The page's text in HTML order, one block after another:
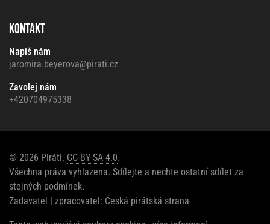
KONTAKT
Napiš nám
jaromira.beyerova@pirati.cz
Zavolej nám
+420704975338
© 2026 Piráti. CC-BY-SA 4.0.
Všechna práva vyhlazena. Sdílejte a nechte ostatní sdílet za
stejných podmínek.
Zadavatel | zpracovatel: Česká pirátská strana